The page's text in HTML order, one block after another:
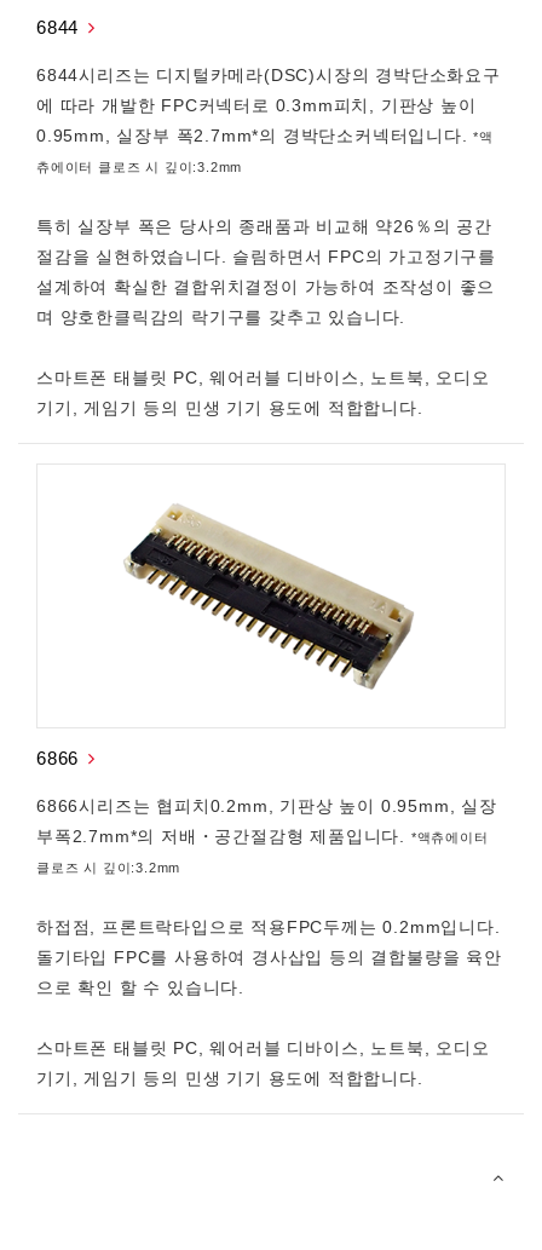
6844
6844시리즈는 디지털카메라(DSC)시장의 경박단소화요구
에 따라 개발한 FPC커넥터로 0.3mm피치, 기판상 높이
0.95mm, 실장부 폭2.7mm*의 경박단소커넥터입니다.*액
츄에이터 클로즈 시 깊이:3.2mm
특히 실장부 폭은 당사의 종래품과 비교해 약26％의 공간
절감을 실현하였습니다. 슬림하면서 FPC의 가고정기구를
설계하여 확실한 결합위치결정이 가능하여 조작성이 좋으
며 양호한클릭감의 락기구를 갖추고 있습니다.
스마트폰 태블릿 PC, 웨어러블 디바이스, 노트북, 오디오
기기, 게임기 등의 민생 기기 용도에 적합합니다.
6866
6866시리즈는 협피치0.2mm, 기판상 높이 0.95mm, 실장
부폭2.7mm*의 저배・공간절감형 제품입니다.
*액츄에이터
클로즈 시 깊이:3.2mm
하접점, 프론트락타입으로 적용FPC두께는 0.2mm입니다.
돌기타입 FPC를 사용하여 경사삽입 등의 결합불량을 육안
으로 확인 할 수 있습니다.
스마트폰 태블릿 PC, 웨어러블 디바이스, 노트북, 오디오
기기, 게임기 등의 민생 기기 용도에 적합합니다.